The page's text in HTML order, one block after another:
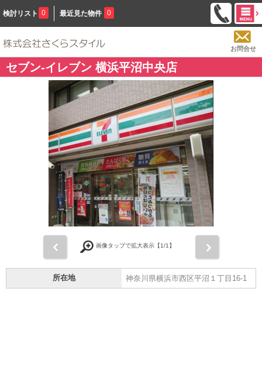
検討リスト 0 最近見た物件 0
お問合せ
セブン-イレブン 横浜平沼中央店
画像タップで拡大表示【1/1】
所在地 神奈川県横浜市西区平沼１丁目16-1